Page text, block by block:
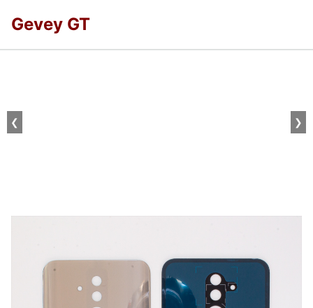
Gevey GT
❮ ❯